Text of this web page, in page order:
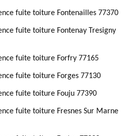
fuite toiture Fontenailles 77370
fuite toiture Fontenay Tresigny
fuite toiture Forfry 77165
fuite toiture Forges 77130
fuite toiture Fouju 77390
fuite toiture Fresnes Sur Marne